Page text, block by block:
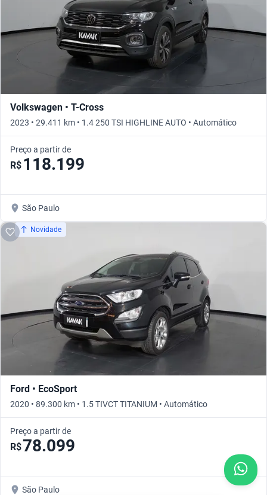
Volkswagen • T-Cross
2023 • 29.411 km • 1.4 250 TSI HIGHLINE AUTO • Automático
Preço a partir de
R$ 118.199
São Paulo
Novidade
Ford • EcoSport
2020 • 89.300 km • 1.5 TIVCT TITANIUM • Automático
Preço a partir de
R$78.099
São Paulo